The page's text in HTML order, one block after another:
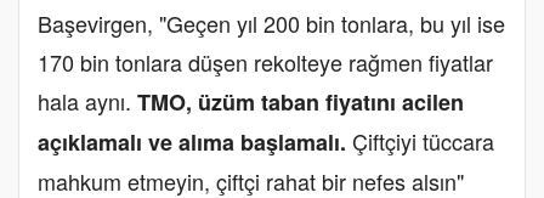
Başevirgen, "Geçen yıl 200 bin tonlara, bu yıl ise
170 bin tonlara düşen rekolteye rağmen fiyatlar
hala aynı. TMO, üzüm taban fiyatını acilen
açıklamalı ve alıma başlamalı. Çiftçiyi tüccara
mahkum etmeyin, çiftçi rahat bir nefes alsın"